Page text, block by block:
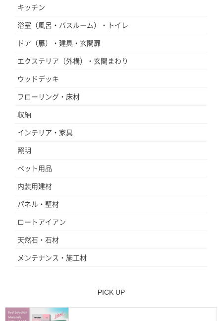
キッチン
浴室（風呂・バスルーム）・トイレ
ドア（扉）・建具・玄関扉
エクステリア（外構）・玄関まわり
ウッドデッキ
フローリング・床材
収納
インテリア・家具
照明
ペット用品
内装用建材
パネル・壁材
ロートアイアン
天然石・石材
メンテナンス・施工材
PICK UP